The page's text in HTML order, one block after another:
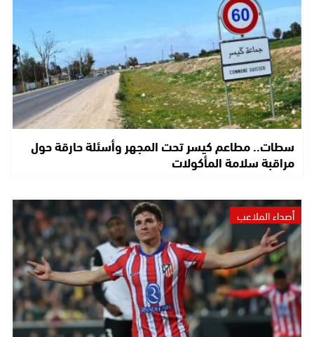
سطات.. مطاعم كيسر تحت المجهر وأسئلة حارقة حول
مراقبة سلامة المأكولات
أصداء الملاعب